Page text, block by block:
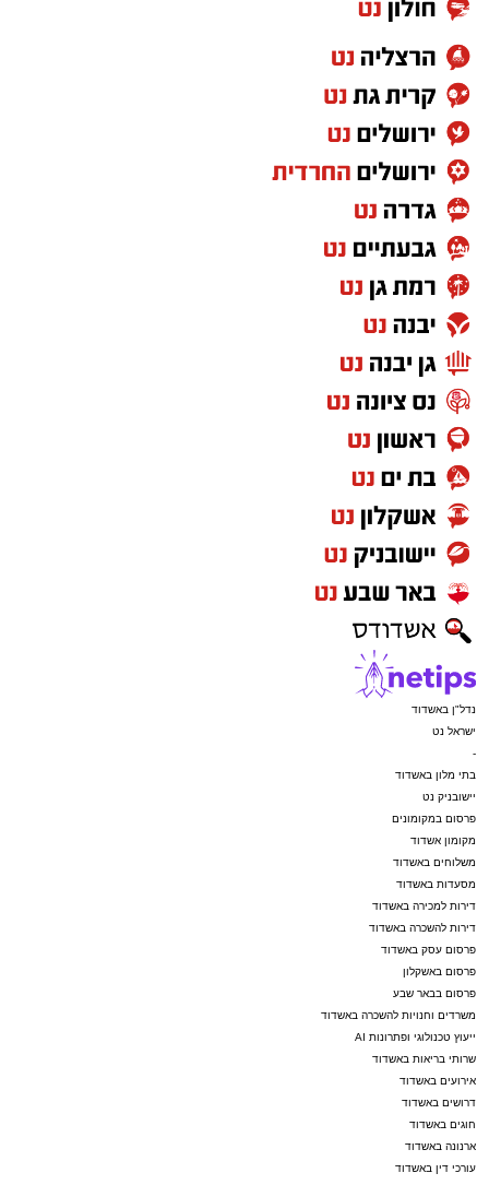
נדל"ן באשדוד
ישראל נט
-
בתי מלון באשדוד
יישובניק נט
פרסום במקומונים
מקומון אשדוד
משלוחים באשדוד
מסעדות באשדוד
דירות למכירה באשדוד
דירות להשכרה באשדוד
פרסום עסק באשדוד
פרסום באשקלון
פרסום בבאר שבע
משרדים וחנויות להשכרה באשדוד
ייעוץ טכנולוגי ופתרונות AI
שרותי בריאות באשדוד
אירועים באשדוד
דרושים באשדוד
חוגים באשדוד
ארנונה באשדוד
עורכי דין באשדוד